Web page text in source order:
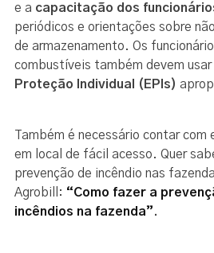
e a capacitação dos
periódicos e orientações sobre
de armazenamento. Os
combustíveis também devem usar
Proteção Individual (EPIs)
Também é necessário contar com
em local de fácil acesso. Quer
prevenção de incêndio nas
Agrobill: “Como fazer a
incêndios na fazenda”.